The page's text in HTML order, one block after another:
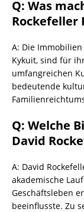
Q: Was
Rockefeller
A: Die
Kykuit, sind für
umfangreichen
bedeutende
Q: Welche
David
A: David
akademische
Geschäftsleben
beeinflusste. Zu